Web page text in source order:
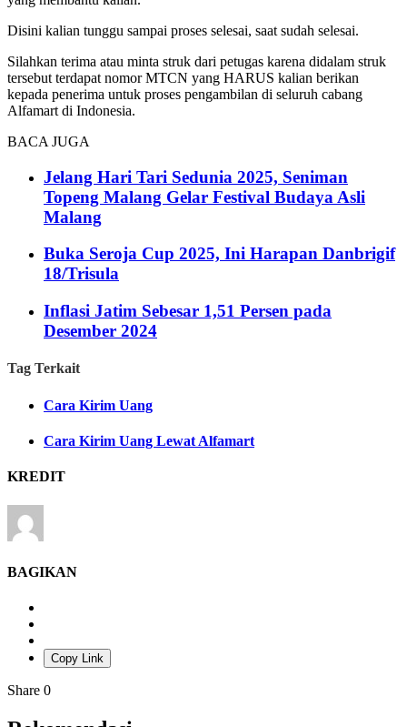
Disini kalian tunggu sampai proses selesai, saat sudah selesai.
Silahkan terima atau minta struk dari petugas karena didalam struk
tersebut terdapat nomor MTCN yang HARUS kalian berikan
kepada penerima untuk proses pengambilan di seluruh cabang
Alfamart di Indonesia.
BACA JUGA
Jelang Hari Tari Sedunia 2025, Seniman
Topeng Malang Gelar Festival Budaya Asli
Malang
Buka Seroja Cup 2025, Ini Harapan Danbrigif
18/Trisula
Inflasi Jatim Sebesar 1,51 Persen pada
Desember 2024
Tag Terkait
Cara Kirim Uang
Cara Kirim Uang Lewat Alfamart
KREDIT
BAGIKAN
Copy Link
Share 0